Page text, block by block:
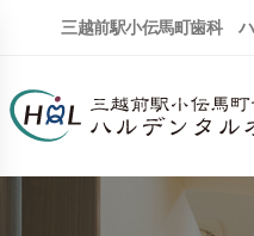
三越前駅小伝馬町歯科